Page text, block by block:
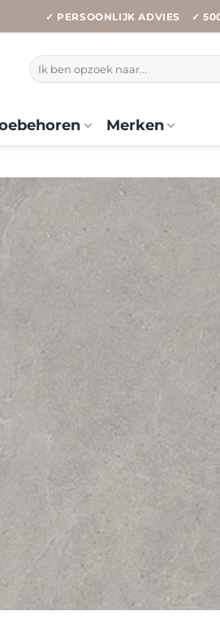
✓ PERSOONLIJK ADVIES ✓
Zoeken
naar:
Merken